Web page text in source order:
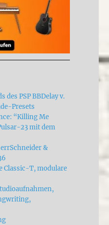
des PSP BBDelay v.
Presets
“Killing Me
23 mit dem
&
Classic-T, modulare